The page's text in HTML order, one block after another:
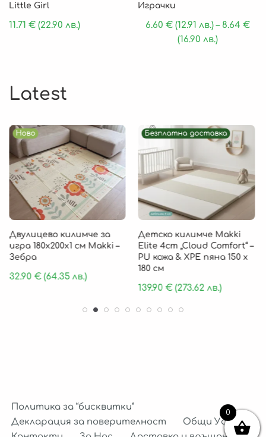
Little Girl
11.71 € (22.90 лв.)
Играчки
6.60 €(12.91 лв.)– 8.64 €
(16.90 лв.)
Latest
Ново
Двулицево килимче за
игра 180х200х1 см Makki –
Зебра
32.90 €(64.35 лв.)
Безплатна доставка
Детско килимче Makki
Elite 4cm „Cloud Comfort“ –
PU кожа & XPE пяна 150 х
180 см
139.90€(273.62 лв.)
Политика за “бисквитки”
Декларация за поверителност
Общи Условия
0